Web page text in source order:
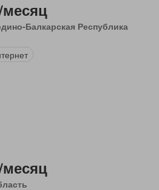
месяц
Балкарская Республика
месяц